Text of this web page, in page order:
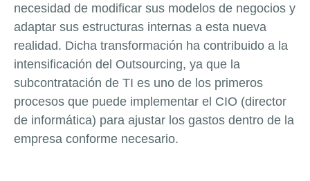
necesidad de modificar sus modelos de negocios y
adaptar sus estructuras internas a esta nueva
realidad. Dicha transformación ha contribuido a la
intensificación del Outsourcing, ya que la
subcontratación de TI es uno de los primeros
procesos que puede implementar el CIO (director
de informática) para ajustar los gastos dentro de la
empresa conforme necesario.